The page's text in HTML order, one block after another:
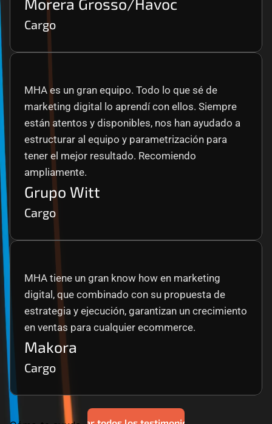
Morera Grosso/Havoc
Cargo
MHA es un gran equipo. Todo lo que sé de
marketing digital lo aprendí con ellos. Siempre
están atentos y disponibles, nos han ayudado a
estructurar al equipo y parametrización para
tener el mejor resultado. Recomiendo
ampliamente.
Grupo Witt
Cargo
MHA tiene un gran know how en marketing
digital, que combinado con su propuesta de
estrategia y ejecución, garantizan un crecimiento
en ventas para cualquier ecommerce.
Makora
Cargo